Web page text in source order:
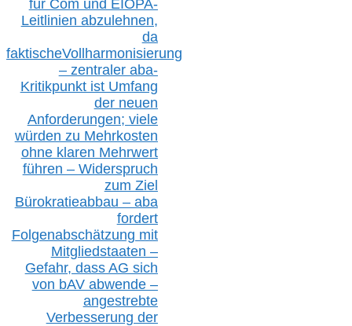
für Com und EIOPA-
Leitlinien abzulehnen,
da
faktischeVollharmonisierung
– zentraler aba-
Kritikpunkt ist Umfang
der neuen
Anforderungen; viele
würden zu Mehrkosten
ohne klaren Mehrwert
führen – Widerspruch
zum Ziel
Bürokratieabbau – aba
fordert
Folgenabschätzung mit
Mitgliedstaaten –
Gefahr, dass AG sich
von bAV abwende –
angestrebte
Verbesserung der